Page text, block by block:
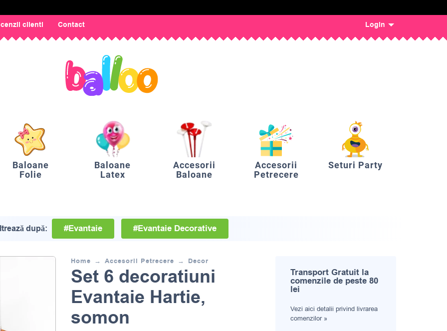
clienti Contact Login
Baloane
Folie
Baloane
Latex
Accesorii
Baloane
Accesorii
Petrecere
Seturi Party
după: #Evantaie #Evantaie Decorative
Home Accesorii Petrecere Decor
Set 6 decoratiuni
Evantaie Hartie,
somon
Transport Gratuit la
comenzile de peste 80
lei
Vezi aici detalii privind livrarea
comenzilor »